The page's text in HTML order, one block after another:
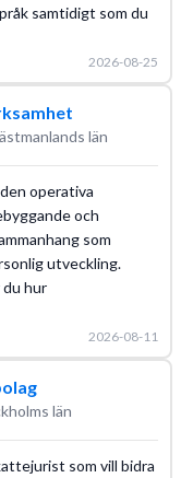
samtidigt som du
2026-08-25
län
operativa
och
som
utveckling.
hur
2026-08-11
län
som vill bidra